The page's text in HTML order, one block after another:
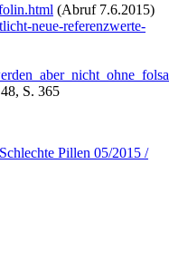
(Abruf 7.6.2015)
neue-referenzwerte-
S. 365
Pillen 05/2015 /